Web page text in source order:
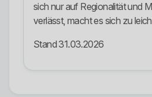
sich nur auf Regionalität und
verlässt, macht es sich zu
Stand 31.03.2026